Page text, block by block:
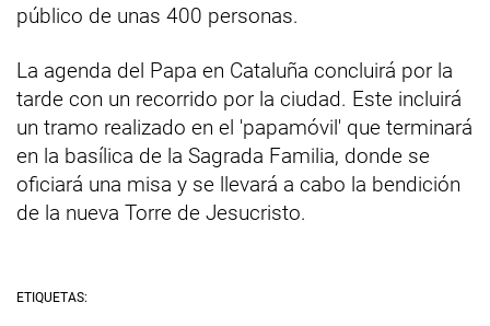
público de unas 400 personas.
La agenda del Papa en Cataluña concluirá por la
tarde con un recorrido por la ciudad. Este incluirá
un tramo realizado en el 'papamóvil' que terminará
en la basílica de la Sagrada Familia, donde se
oficiará una misa y se llevará a cabo la bendición
de la nueva Torre de Jesucristo.
ETIQUETAS: